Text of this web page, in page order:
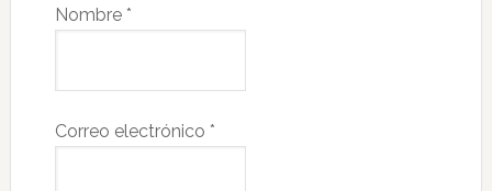
Nombre *
Correo electrónico *